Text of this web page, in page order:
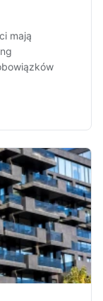
mają